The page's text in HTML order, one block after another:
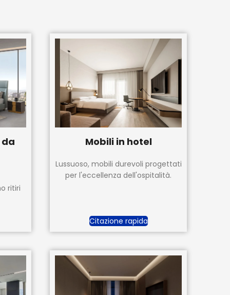
ritiri
Mobili in hotel
Lussuoso, mobili durevoli progettati
per l'eccellenza dell'ospitalità.
Citazione rapida